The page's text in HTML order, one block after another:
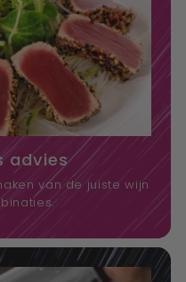
advies
van de juiste wijn